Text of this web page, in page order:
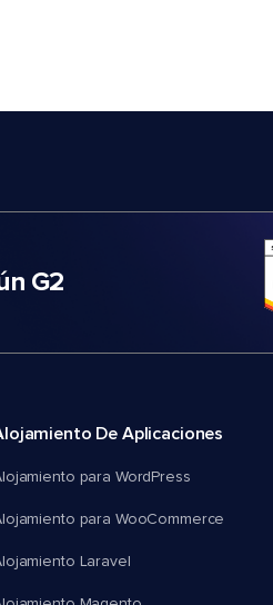
G2
De Aplicaciones
para WordPress
para WooCommerce
Laravel